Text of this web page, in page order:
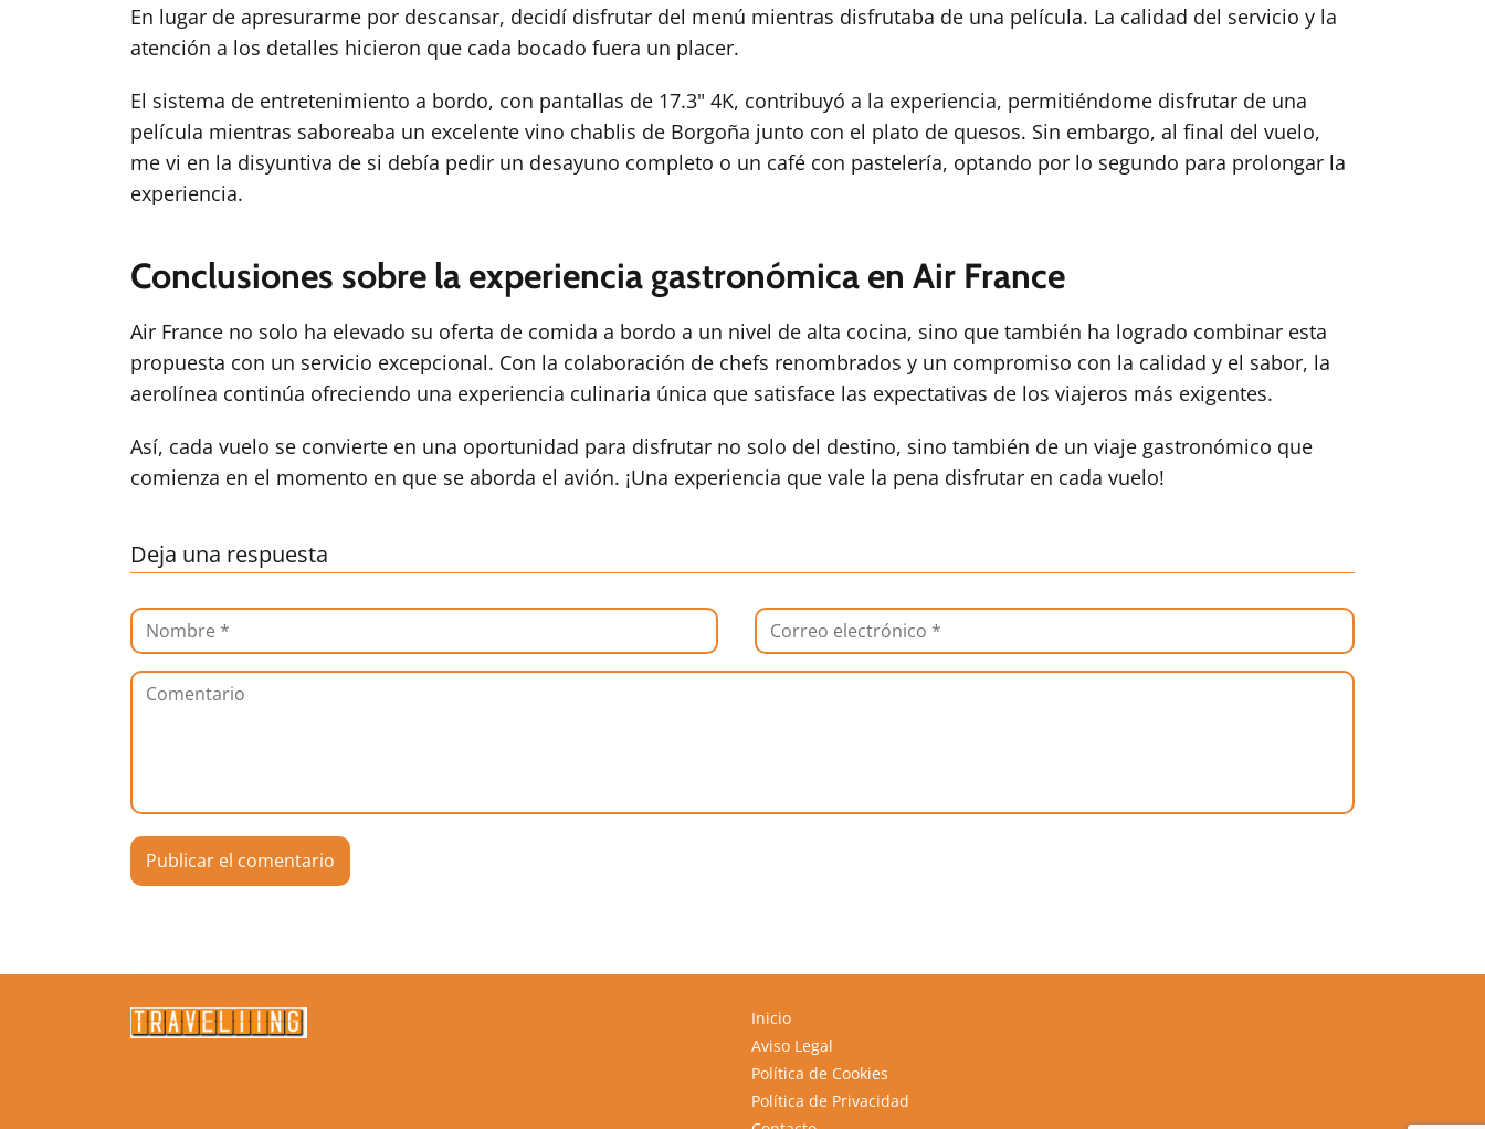
En lugar de apresurarme por descansar, decidí disfrutar del menú mientras disfrutaba de una película. La calidad del servicio y la
atención a los detalles hicieron que cada bocado fuera un placer.
El sistema de entretenimiento a bordo, con pantallas de 17.3" 4K, contribuyó a la experiencia, permitiéndome disfrutar de una
película mientras saboreaba un excelente vino chablis de Borgoña junto con el plato de quesos. Sin embargo, al final del vuelo,
me vi en la disyuntiva de si debía pedir un desayuno completo o un café con pastelería, optando por lo segundo para prolongar la
experiencia.
Conclusiones sobre la experiencia gastronómica en Air France
Air France no solo ha elevado su oferta de comida a bordo a un nivel de alta cocina, sino que también ha logrado combinar esta
propuesta con un servicio excepcional. Con la colaboración de chefs renombrados y un compromiso con la calidad y el sabor, la
aerolínea continúa ofreciendo una experiencia culinaria única que satisface las expectativas de los viajeros más exigentes.
Así, cada vuelo se convierte en una oportunidad para disfrutar no solo del destino, sino también de un viaje gastronómico que
comienza en el momento en que se aborda el avión. ¡Una experiencia que vale la pena disfrutar en cada vuelo!
Deja una respuesta
Inicio
Aviso Legal
Política de Cookies
Política de Privacidad